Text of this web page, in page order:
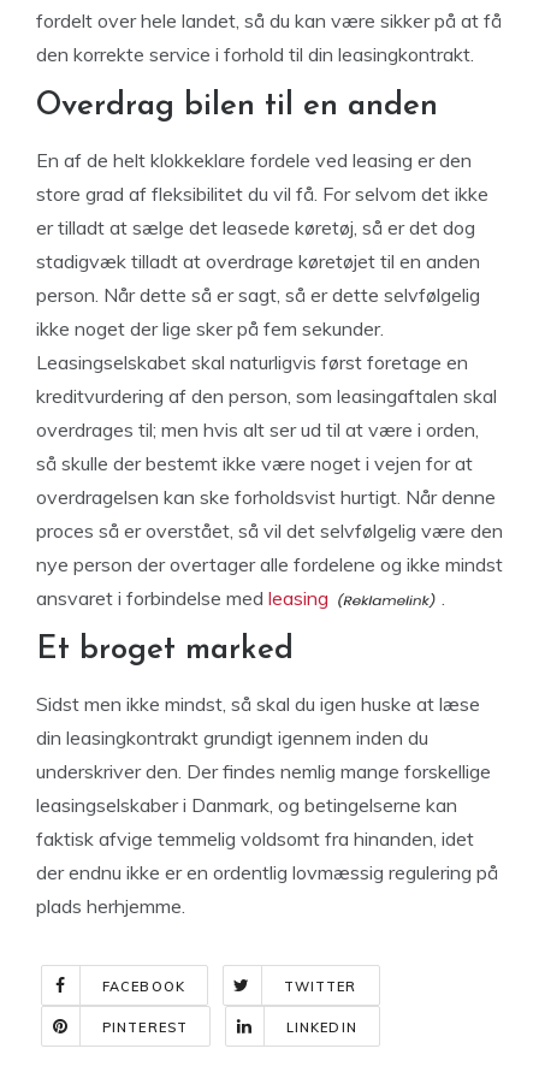
fordelt over hele landet, så du kan være sikker på at få
den korrekte service i forhold til din leasingkontrakt.
Overdrag bilen til en anden
En af de helt klokkeklare fordele ved leasing er den
store grad af fleksibilitet du vil få. For selvom det ikke
er tilladt at sælge det leasede køretøj, så er det dog
stadigvæk tilladt at overdrage køretøjet til en anden
person. Når dette så er sagt, så er dette selvfølgelig
ikke noget der lige sker på fem sekunder.
Leasingselskabet skal naturligvis først foretage en
kreditvurdering af den person, som leasingaftalen skal
overdrages til; men hvis alt ser ud til at være i orden,
så skulle der bestemt ikke være noget i vejen for at
overdragelsen kan ske forholdsvist hurtigt. Når denne
proces så er overstået, så vil det selvfølgelig være den
nye person der overtager alle fordelene og ikke mindst
ansvaret i forbindelse med leasing .
Et broget marked
Sidst men ikke mindst, så skal du igen huske at læse
din leasingkontrakt grundigt igennem inden du
underskriver den. Der findes nemlig mange forskellige
leasingselskaber i Danmark, og betingelserne kan
faktisk afvige temmelig voldsomt fra hinanden, idet
der endnu ikke er en ordentlig lovmæssig regulering på
plads herhjemme.
FACEBOOK TWITTER
PINTEREST LINKEDIN